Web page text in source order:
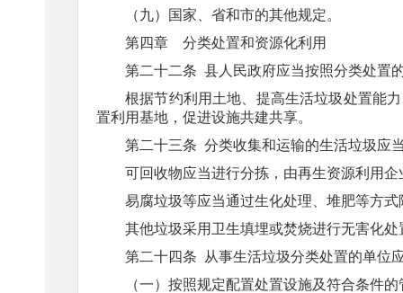
（九）国家、省和市的其他规定。
第四章 分类处置和资源化利用
第二十二条 县人民政府应当按照分类处置
根据节约利用土地、提高生活垃圾处置能
置利用基地，促进设施共建共享。
第二十三条 分类收集和运输的生活垃圾应
可回收物应当进行分拣，由再生资源利用
易腐垃圾等应当通过生化处理、堆肥等方
其他垃圾采用卫生填埋或焚烧进行无害化处
第二十四条
从事生活垃圾分类处置的单位
（一）按照规定配置处置设施及符合条件